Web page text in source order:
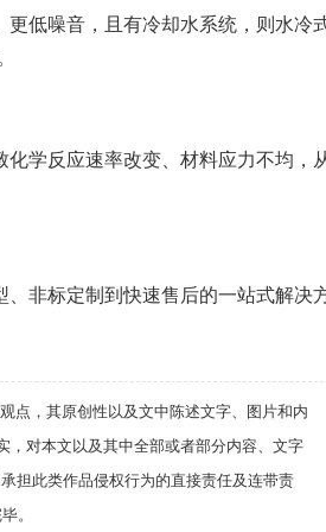
低噪音，且有冷却水系统，则水冷
学反应速率改变、材料应力不均，
非标定制到快速售后的一站式解决
点，其原创性以及文中陈述文字、图片和内
，对本文以及其中全部或者部分内容、文字
担此类作品侵权行为的直接责任及连带责
。